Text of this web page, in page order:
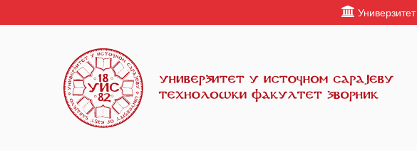
Универзитет